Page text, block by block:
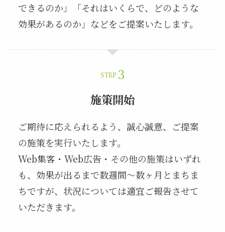
できるのか」「それはいくらで、どのような
効果があるのか」などをご提案いたします。
STEP
施策開始
ご期待に応えられるよう、誠心誠意、ご提案
の施策を実行いたします。
Web集客・Web広告・その他の施策はいずれ
も、効果が出るまで数週間～数ヶ月とまちま
ちですが、状況については適宜ご報告させて
いただきます。